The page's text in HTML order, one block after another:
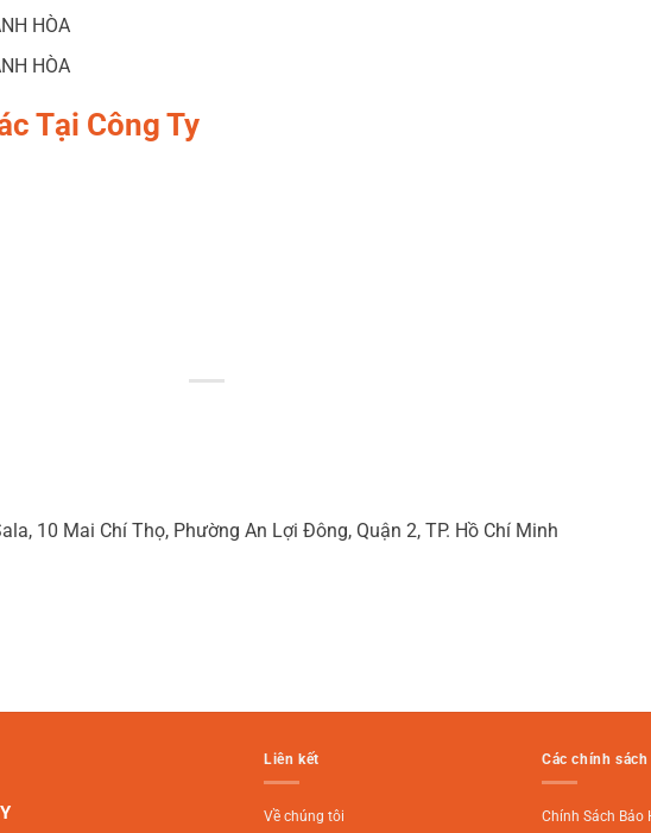
HÒA
HÒA
Tại Công Ty
10 Mai Chí Thọ, Phường An Lợi Đông, Quận 2, TP. Hồ Chí Minh
Liên kết
Về chúng tôi
Các chính sách
Chính Sách Bảo